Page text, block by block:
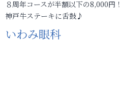
８周年コースが半額以下の8,000円！
神戸牛ステーキに舌鼓♪
いわみ眼科